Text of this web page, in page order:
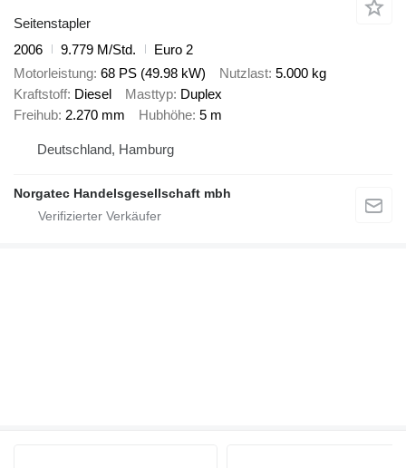
Seitenstapler
2006
9.779 M/Std.
Euro 2
Motorleistung 68 PS (49.98 kW) Nutzlast 5.000 kg
Kraftstoff Diesel Masttyp Duplex
Freihub 2.270 mm Hubhöhe 5 m
Deutschland, Hamburg
Norgatec Handelsgesellschaft mbh